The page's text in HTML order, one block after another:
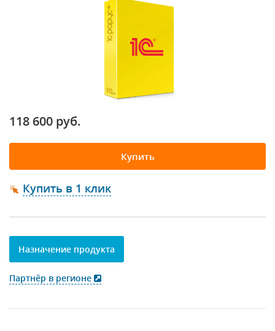
118 600 руб.
Купить
Купить в 1 клик
Назначение продукта
Партнёр в регионе